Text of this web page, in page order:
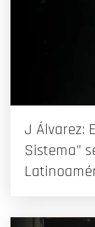
J Álvarez:
Sistema”